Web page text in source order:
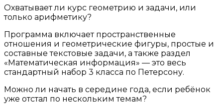
Охватывает ли курс геометрию и задачи, или
только арифметику?
Программа включает пространственные
отношения и геометрические фигуры, простые и
составные текстовые задачи, а также раздел
«Математическая информация» — это весь
стандартный набор 3 класса по Петерсону.
Можно ли начать в середине года, если ребёнок
уже отстал по нескольким темам?